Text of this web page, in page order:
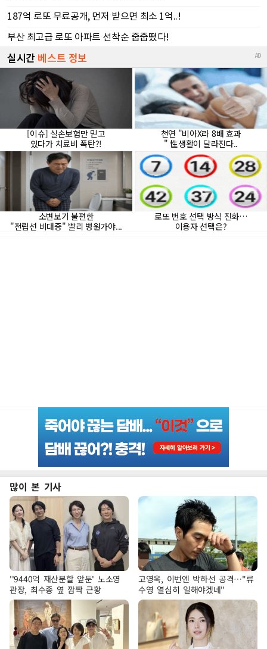
많이 본 기사
''9440억 재산분할 앞둔' 노소영
관장, 최수종 옆 깜짝 근황
고영욱, 이번엔 박하선 공격…"류
수영 열심히 일해야겠네"